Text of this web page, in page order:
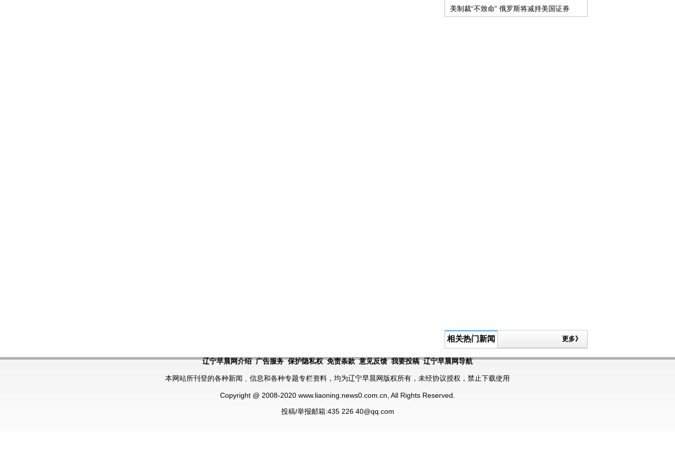
美制裁“不致命” 俄罗斯将减持美国证券
相关热门新闻 更多》
辽宁早晨网介绍 广告服务 保护隐私权 免责条款 意见反馈 我要投稿 辽宁早晨网导航
本网站所刊登的各种新闻﹑信息和各种专题专栏资料，均为辽宁早晨网版权所有，未经协议授权，禁止下载使用
Copyright @ 2008-2020 www.liaoning.news0.com.cn, All Rights Reserved.
投稿/举报邮箱:435 226 40@qq.com